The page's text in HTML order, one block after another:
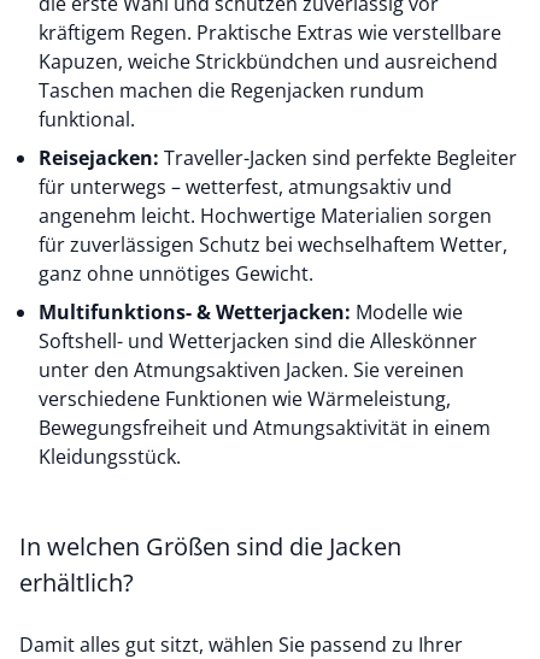
kräftigem Regen. Praktische Extras wie verstellbare
Kapuzen, weiche Strickbündchen und ausreichend
Taschen machen die Regenjacken rundum
funktional.
Reisejacken: Traveller-Jacken sind perfekte Begleiter
für unterwegs – wetterfest, atmungsaktiv und
angenehm leicht. Hochwertige Materialien sorgen
für zuverlässigen Schutz bei wechselhaftem Wetter,
ganz ohne unnötiges Gewicht.
Multifunktions- & Wetterjacken: Modelle wie
Softshell- und Wetterjacken sind die Alleskönner
unter den Atmungsaktiven Jacken. Sie vereinen
verschiedene Funktionen wie Wärmeleistung,
Bewegungsfreiheit und Atmungsaktivität in einem
Kleidungsstück.
In welchen Größen sind die Jacken
erhältlich?
Damit alles gut sitzt, wählen Sie passend zu Ihrer